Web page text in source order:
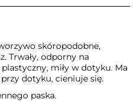
skóropodobne,
Trwały, odporny na
miły w dotyku. Ma
dotyku, cieniuje się.
paska.